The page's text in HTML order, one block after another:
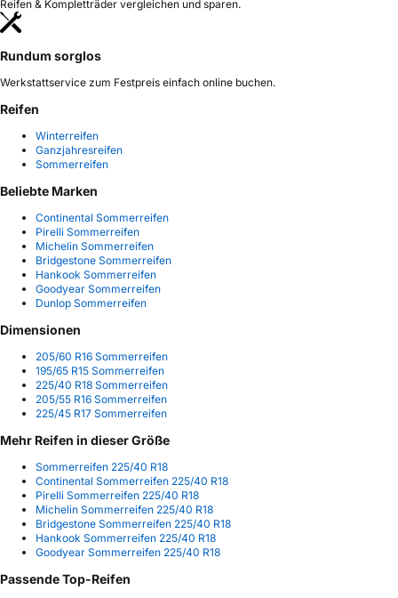
Reifen & Kompletträder vergleichen und sparen.
Rundum sorglos
Werkstattservice zum Festpreis einfach online buchen.
Reifen
Winterreifen
Ganzjahresreifen
Sommerreifen
Beliebte Marken
Continental Sommerreifen
Pirelli Sommerreifen
Michelin Sommerreifen
Bridgestone Sommerreifen
Hankook Sommerreifen
Goodyear Sommerreifen
Dunlop Sommerreifen
Dimensionen
205/60 R16 Sommerreifen
195/65 R15 Sommerreifen
225/40 R18 Sommerreifen
205/55 R16 Sommerreifen
225/45 R17 Sommerreifen
Mehr Reifen in dieser Größe
Sommerreifen 225/40 R18
Continental Sommerreifen 225/40 R18
Pirelli Sommerreifen 225/40 R18
Michelin Sommerreifen 225/40 R18
Bridgestone Sommerreifen 225/40 R18
Hankook Sommerreifen 225/40 R18
Goodyear Sommerreifen 225/40 R18
Passende Top-Reifen